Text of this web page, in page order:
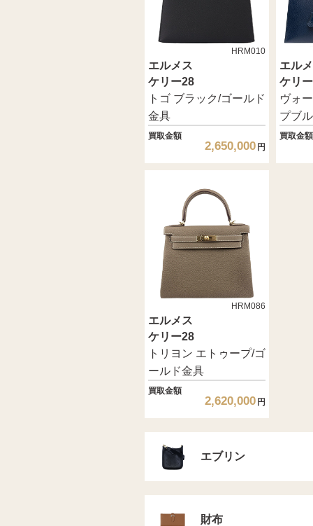
HRM010
エルメス
ケリー28
トゴ ブラック/ゴールド
金具
買取金額
2,650,000 円
エル
ケリ
ヴォ
プブ
買取金額
HRM086
エルメス
ケリー28
トリヨン エトゥープ/ゴ
ールド金具
買取金額
2,620,000 円
エブリン
財布